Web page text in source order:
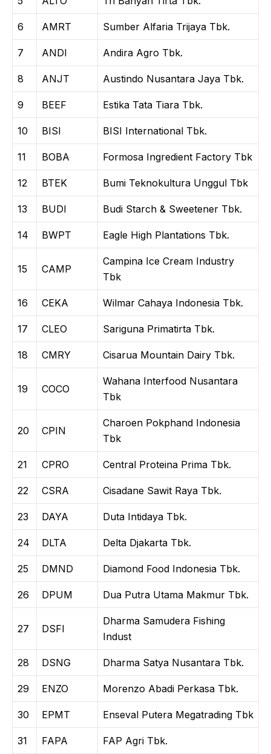
6 AMRT Sumber Alfaria Trijaya Tbk.
7 ANDI Andira Agro Tbk.
8 ANJT Austindo Nusantara Jaya Tbk.
9 BEEF Estika Tata Tiara Tbk.
10 BISI BISI International Tbk.
11 BOBA Formosa Ingredient Factory Tbk
12 BTEK Bumi Teknokultura Unggul Tbk
13 BUDI Budi Starch & Sweetener Tbk.
14 BWPT Eagle High Plantations Tbk.
15 CAMP
Campina Ice Cream Industry
Tbk
16 CEKA Wilmar Cahaya Indonesia Tbk.
17 CLEO Sariguna Primatirta Tbk.
18 CMRY Cisarua Mountain Dairy Tbk.
19 COCO
Wahana Interfood Nusantara
Tbk
20 CPIN
Charoen Pokphand Indonesia
Tbk
21 CPRO Central Proteina Prima Tbk.
22 CSRA Cisadane Sawit Raya Tbk.
23 DAYA Duta Intidaya Tbk.
24 DLTA Delta Djakarta Tbk.
25 DMND Diamond Food Indonesia Tbk.
26 DPUM Dua Putra Utama Makmur Tbk.
27 DSFI
Dharma Samudera Fishing
Indust
28 DSNG Dharma Satya Nusantara Tbk.
29 ENZO Morenzo Abadi Perkasa Tbk.
30 EPMT Enseval Putera Megatrading Tbk
31 FAPA FAP Agri Tbk.